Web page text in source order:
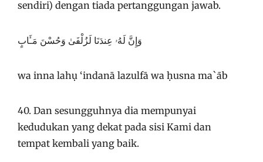
sendiri) dengan tiada pertanggungan jawab.
وَإِنَّ لَهُۥ عِندَنَا لَزُلْفَىٰ وَحُسْنَ مَـَٔابٍ
wa inna lahụ ‘indanā lazulfā wa ḥusna ma`āb
40. Dan sesungguhnya dia mempunyai
kedudukan yang dekat pada sisi Kami dan
tempat kembali yang baik.